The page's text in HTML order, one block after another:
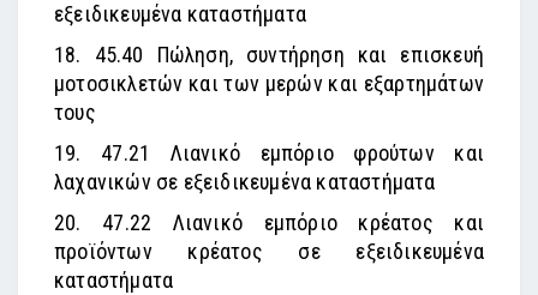
εξειδικευμένα καταστήματα
18. 45.40 Πώληση, συντήρηση και επισκευή
μοτοσικλετών και των μερών και εξαρτημάτων
τους
19. 47.21 Λιανικό εμπόριο φρούτων και
λαχανικών σε εξειδικευμένα καταστήματα
20. 47.22 Λιανικό εμπόριο κρέατος και
προϊόντων κρέατος σε εξειδικευμένα
καταστήματα